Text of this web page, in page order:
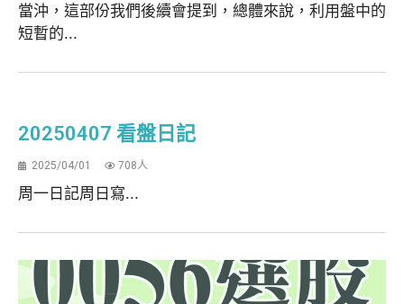
當沖，這部份我們後續會提到，總體來說，利用盤中的
短暫的...
20250407 看盤日記
2025/04/01 708人
周一日記周日寫...